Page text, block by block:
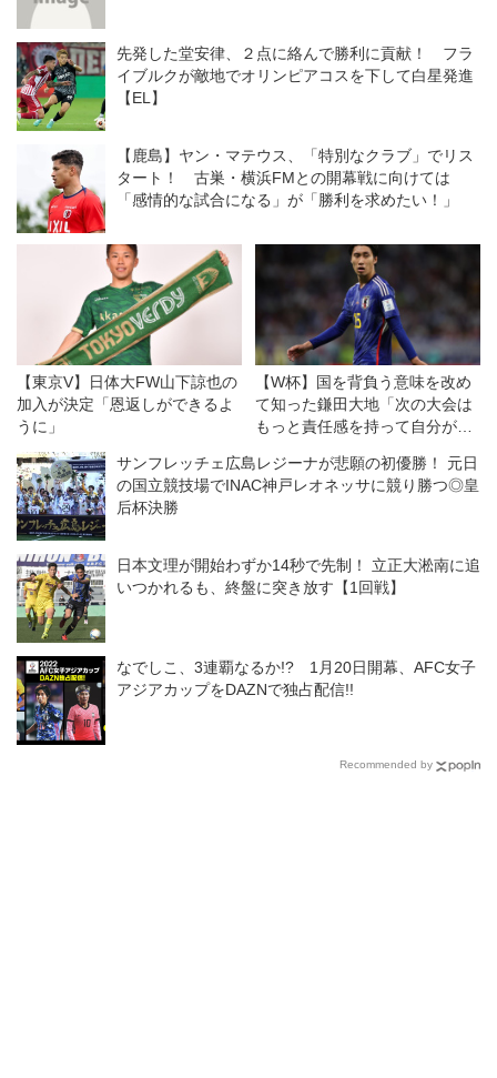
先発した堂安律、２点に絡んで勝利に貢献！ フラ
イブルクが敵地でオリンピアコスを下して白星発進
【EL】
【鹿島】ヤン・マテウス、「特別なクラブ」でリス
タート！ 古巣・横浜FMとの開幕戦に向けては
「感情的な試合になる」が「勝利を求めたい！」
【東京V】日体大FW山下諒也の
加入が決定「恩返しができるよ
うに」
【W杯】国を背負う意味を改め
て知った鎌田大地「次の大会は
もっと責任感を持って自分が引
サンフレッチェ広島レジーナが悲願の初優勝！ 元日
の国立競技場でINAC神戸レオネッサに競り勝つ◎皇
后杯決勝
日本文理が開始わずか14秒で先制！ 立正大淞南に追
いつかれるも、終盤に突き放す【1回戦】
なでしこ、3連覇なるか!? 1月20日開幕、AFC女子
アジアカップをDAZNで独占配信!!
Recommended by